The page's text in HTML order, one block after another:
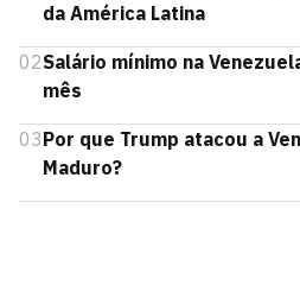
da América Latina
02Salário mínimo na
mês
03Por que Trump atacou a
Maduro?